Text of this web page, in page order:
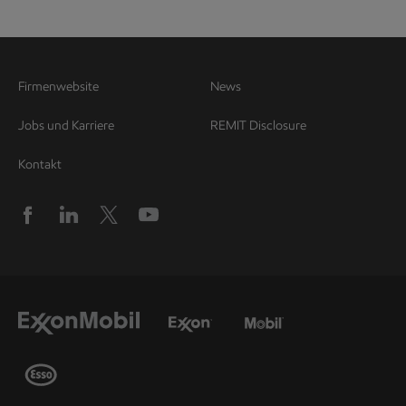
Firmenwebsite
Jobs und Karriere
Kontakt
News
REMIT Disclosure